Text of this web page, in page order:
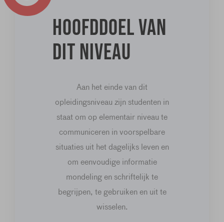
Hoofddoel van
dit niveau
Aan het einde van dit
opleidingsniveau zijn studenten in
staat om op elementair niveau te
communiceren in voorspelbare
situaties uit het dagelijks leven en
om eenvoudige informatie
mondeling en schriftelijk te
begrijpen, te gebruiken en uit te
wisselen.